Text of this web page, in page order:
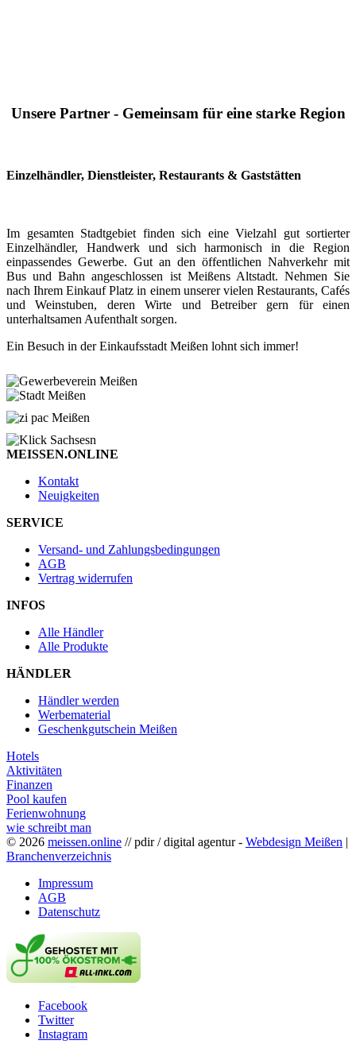
Unsere Partner - Gemeinsam für eine starke Region
Einzelhändler, Dienstleister, Restaurants & Gaststätten
Im gesamten Stadtgebiet finden sich eine Vielzahl gut sortierter
Einzelhändler, Handwerk und sich harmonisch in die Region
einpassendes Gewerbe. Gut an den öffentlichen Nahverkehr mit
Bus und Bahn angeschlossen ist Meißens Altstadt. Nehmen Sie
nach Ihrem Einkauf Platz in einem unserer vielen Restaurants, Cafés
und Weinstuben, deren Wirte und Betreiber gern für einen
unterhaltsamen Aufenthalt sorgen.
Ein Besuch in der Einkaufsstadt Meißen lohnt sich immer!
MEISSEN.ONLINE
Kontakt
Neuigkeiten
SERVICE
Versand- und Zahlungsbedingungen
AGB
Vertrag widerrufen
INFOS
Alle Händler
Alle Produkte
HÄNDLER
Händler werden
Werbematerial
Geschenkgutschein Meißen
Hotels
Aktivitäten
Finanzen
Pool kaufen
Ferienwohnung
wie schreibt man
© 2026 meissen.online // pdir / digital agentur - Webdesign Meißen |
Branchenverzeichnis
Impressum
AGB
Datenschutz
Facebook
Twitter
Instagram